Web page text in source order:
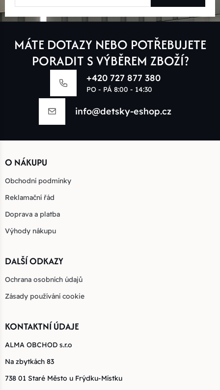
MÁTE DOTAZY NEBO POTŘEBUJETE
PORADIT S VÝBĚREM ZBOŽÍ?
+420 727 877 380
PO - PÁ 8:00 - 14:30
info@detsky-eshop.cz
O NÁKUPU
Obchodní podmínky
Reklamační řád
Doprava a platba
Výhody nákupu
DALŠÍ ODKAZY
Ochrana osobních údajů
Zásady používání cookie
KONTAKTNÍ ÚDAJE
ALMA OBCHOD s.r.o
Na zbytkách 83
738 01 Staré Město u Frýdku-Místku